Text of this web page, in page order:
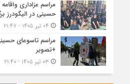
مراسم عزاداری
حسینی در الیگودرز
مراسم تاسوعای
+تصویر